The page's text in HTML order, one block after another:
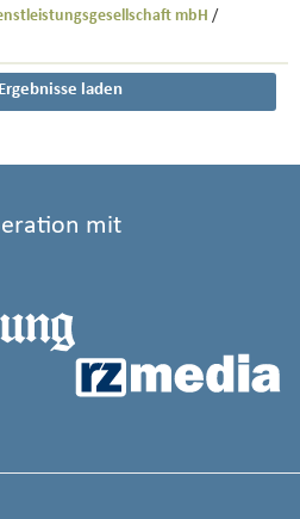
mbH /
laden
mit